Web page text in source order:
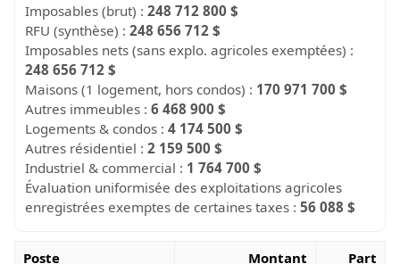
Imposables (brut) :248 712 800 $
RFU (synthèse) :248 656 712 $
Imposables nets (sans explo. agricoles exemptées) :
248 656 712 $
Maisons (1 logement, hors condos) : 170 971 700 $
Autres immeubles :6 468 900 $
Logements & condos :4 174 500 $
Autres résidentiel :2 159 500 $
Industriel & commercial : 1 764 700 $
Évaluation uniformisée des exploitations agricoles
enregistrées exemptes de certaines taxes :56 088 $
Poste Montant Part